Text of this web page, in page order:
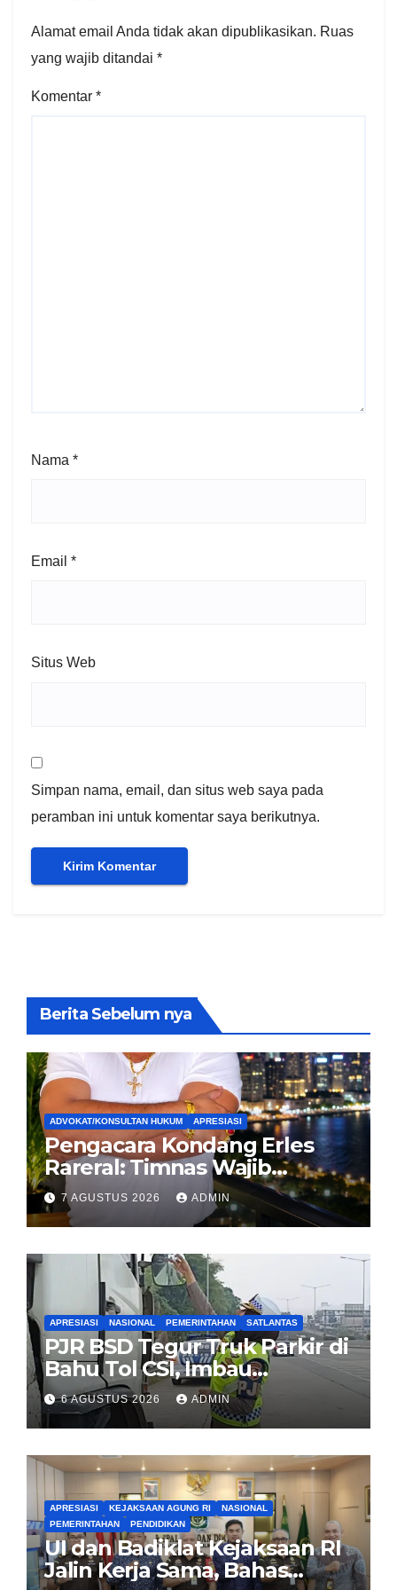
Alamat email Anda tidak akan dipublikasikan. Ruas
yang wajib ditandai *
Komentar *
Nama *
Email *
Situs Web
Simpan nama, email, dan situs web saya pada
peramban ini untuk komentar saya berikutnya.
Berita Sebelum nya
ADVOKAT/KONSULTAN HUKUM APRESIASI
Pengacara Kondang Erles
Rareral: Timnas Wajib
Menang Lawan Singapura,
Jadi Kado HUT Kemerdekaan
untuk Rakyat
7 AGUSTUS 2026 ADMIN
APRESIASI NASIONAL PEMERINTAHAN SATLANTAS
PJR BSD Tegur Truk Parkir di
Bahu Tol CSI, Imbau
Pengendara Tertib
6 AGUSTUS 2026 ADMIN
APRESIASI KEJAKSAAN AGUNG RI
NASIONAL
PEMERINTAHAN
PENDIDIKAN
UI dan Badiklat Kejaksaan RI
Jalin Kerja Sama, Bahas